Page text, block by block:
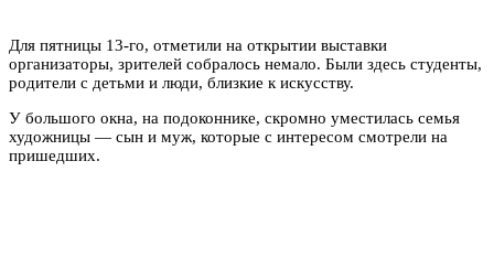
Для пятницы 13-го, отметили на открытии выставки
организаторы, зрителей собралось немало. Были здесь студенты,
родители с детьми и люди, близкие к искусству.
У большого окна, на подоконнике, скромно уместилась семья
художницы — сын и муж, которые с интересом смотрели на
пришедших.